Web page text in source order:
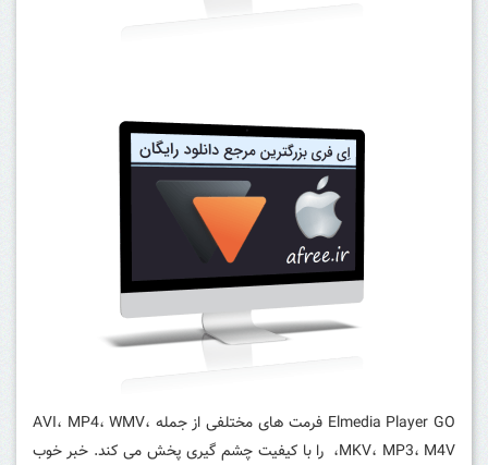
Elmedia Player GO فرمت های مختلفی از جمله AVI، MP4، WMV،
MKV، MP3، M4V، را با کیفیت چشم گیری پخش می کند. خبر خوب